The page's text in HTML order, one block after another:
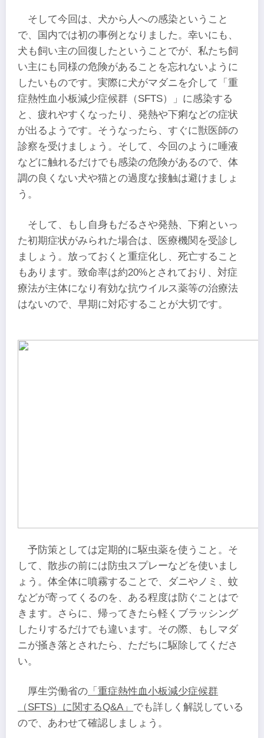
そして今回は、犬から人への感染ということ
で、国内では初の事例となりました。幸いにも、
犬も飼い主の回復したということでが、私たち飼
い主にも同様の危険があることを忘れないように
したいものです。実際に犬がマダニを介して「重
症熱性血小板減少症候群（SFTS）」に感染する
と、疲れやすくなったり、発熱や下痢などの症状
が出るようです。そうなったら、すぐに獣医師の
診察を受けましょう。そして、今回のように唾液
などに触れるだけでも感染の危険があるので、体
調の良くない犬や猫との過度な接触は避けましょ
う。
そして、もし自身もだるさや発熱、下痢といっ
た初期症状がみられた場合は、医療機関を受診し
ましょう。放っておくと重症化し、死亡すること
もあります。致命率は約20%とされており、対症
療法が主体になり有効な抗ウイルス薬等の治療法
はないので、早期に対応することが大切です。
予防策としては定期的に駆虫薬を使うこと。そ
して、散歩の前には防虫スプレーなどを使いまし
ょう。体全体に噴霧することで、ダニやノミ、蚊
などが寄ってくるのを、ある程度は防ぐことはで
きます。さらに、帰ってきたら軽くブラッシング
したりするだけでも違います。その際、もしマダ
ニが掻き落とされたら、ただちに駆除してくださ
い。
厚生労働省の 「重症熱性血小板減少症候群
（SFTS）に関するQ&A」 でも詳しく解説している
ので、あわせて確認しましょう。